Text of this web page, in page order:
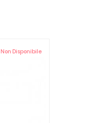
Non Disponibile